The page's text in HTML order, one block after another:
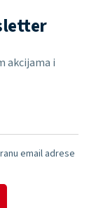
akcijama i
email adrese